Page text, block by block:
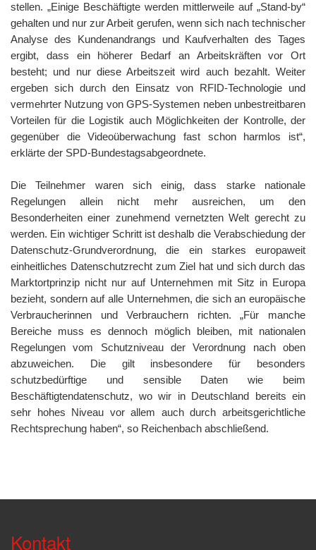
stellen. „Einige Beschäftigte werden mittlerweile auf „Stand-by“
gehalten und nur zur Arbeit gerufen, wenn sich nach technischer
Analyse des Kundenandrangs und Kaufverhalten des Tages
ergibt, dass ein höherer Bedarf an Arbeitskräften vor Ort
besteht; und nur diese Arbeitszeit wird auch bezahlt. Weiter
ergeben sich durch den Einsatz von RFID-Technologie und
vermehrter Nutzung von GPS-Systemen neben unbestreitbaren
Vorteilen für die Logistik auch Möglichkeiten der Kontrolle, der
gegenüber die Videoüberwachung fast schon harmlos ist“,
erklärte der SPD-Bundestagsabgeordnete.
Die Teilnehmer waren sich einig, dass starke nationale
Regelungen allein nicht mehr ausreichen, um den
Besonderheiten einer zunehmend vernetzten Welt gerecht zu
werden. Ein wichtiger Schritt ist deshalb die Verabschiedung der
Datenschutz-Grundverordnung, die ein starkes europaweit
einheitliches Datenschutzrecht zum Ziel hat und sich durch das
Marktortprinzip nicht nur auf Unternehmen mit Sitz in Europa
bezieht, sondern auf alle Unternehmen, die sich an europäische
Verbraucherinnen und Verbrauchern richten. „Für manche
Bereiche muss es dennoch möglich bleiben, mit nationalen
Regelungen vom Schutzniveau der Verordnung nach oben
abzuweichen. Die gilt insbesondere für besonders
schutzbedürftige und sensible Daten wie beim
Beschäftigtendatenschutz, wo wir in Deutschland bereits ein
sehr hohes Niveau vor allem auch durch arbeitsgerichtliche
Rechtsprechung haben“, so Reichenbach abschließend.
Kontakt